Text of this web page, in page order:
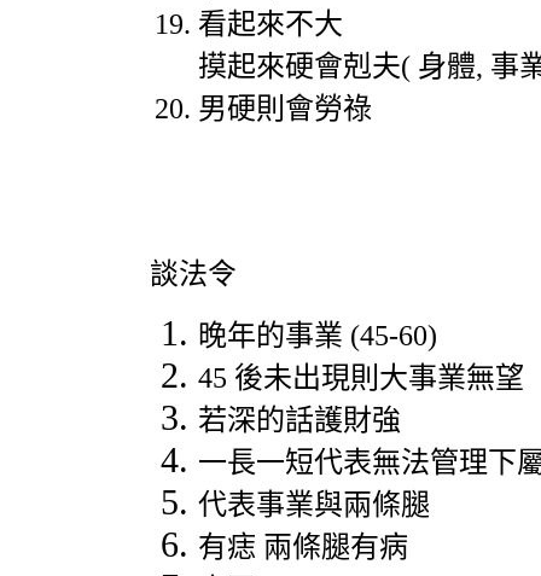
看起來不大
摸起來硬會剋夫( 身體, 事
男硬則會勞祿
談法令
晚年的事業 (45-60)
45 後未出現則大事業無望
若深的話護財強
一長一短代表無法管理下
代表事業與兩條腿
有痣 兩條腿有病